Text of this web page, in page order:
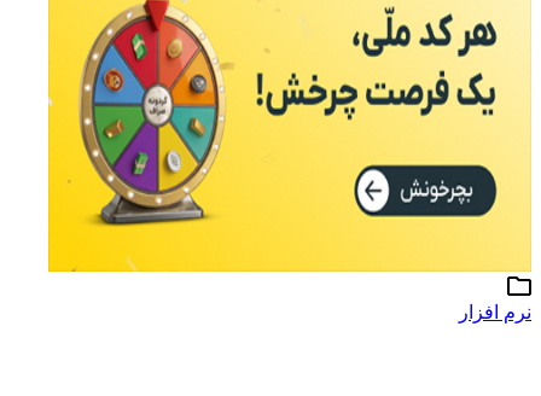
نرم افزار